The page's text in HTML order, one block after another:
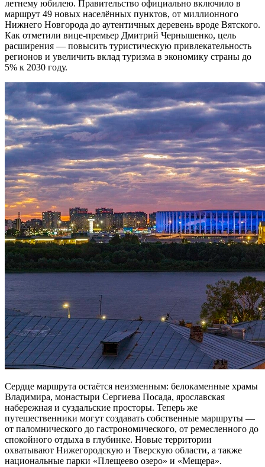
летнему юбилею. Правительство официально включило в
маршрут 49 новых населённых пунктов, от миллионного
Нижнего Новгорода до аутентичных деревень вроде Вятского.
Как отметили вице-премьер Дмитрий Чернышенко, цель
расширения — повысить туристическую привлекательность
регионов и увеличить вклад туризма в экономику страны до
5% к 2030 году.
Сердце маршрута остаётся неизменным: белокаменные храмы
Владимира, монастыри Сергиева Посада, ярославская
набережная и суздальские просторы. Теперь же
путешественники могут создавать собственные маршруты —
от паломнического до гастрономического, от ремесленного до
спокойного отдыха в глубинке. Новые территории
охватывают Нижегородскую и Тверскую области, а также
национальные парки «Плещеево озеро» и «Мещера».